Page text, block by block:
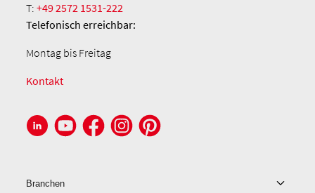
T:+49 2572 1531-222
Telefonisch erreichbar:
Montag bis Freitag
Kontakt
Branchen